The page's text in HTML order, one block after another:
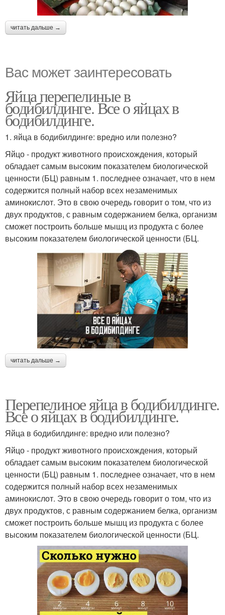
читать дальше →
Вас может заинтересовать
Яйца перепелиные в
бодибилдинге. Все о яйцах в
бодибилдинге.
1. яйца в бодибилдинге: вредно или полезно?
Яйцо - продукт животного происхождения, который
обладает самым высоким показателем биологической
ценности (БЦ) равным 1. последнее означает, что в нем
содержится полный набор всех незаменимых
аминокислот. Это в свою очередь говорит о том, что из
двух продуктов, с равным содержанием белка, организм
сможет построить больше мышц из продукта с более
высоким показателем биологической ценности (БЦ.
читать дальше →
Перепелиное яйца в бодибилдинге.
Все о яйцах в бодибилдинге.
Яйца в бодибилдинге: вредно или полезно?
Яйцо - продукт животного происхождения, который
обладает самым высоким показателем биологической
ценности (БЦ) равным 1. последнее означает, что в нем
содержится полный набор всех незаменимых
аминокислот. Это в свою очередь говорит о том, что из
двух продуктов, с равным содержанием белка, организм
сможет построить больше мышц из продукта с более
высоким показателем биологической ценности (БЦ.